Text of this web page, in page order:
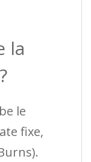
la
le
fixe,